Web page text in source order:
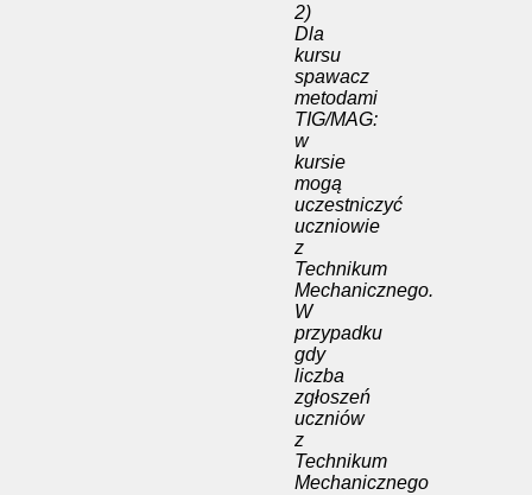
2)
Dla
kursu
spawacz
metodami
TIG/MAG:
w
kursie
mogą
uczestniczyć
uczniowie
z
Technikum
Mechanicznego.
W
przypadku
gdy
liczba
zgłoszeń
uczniów
z
Technikum
Mechanicznego